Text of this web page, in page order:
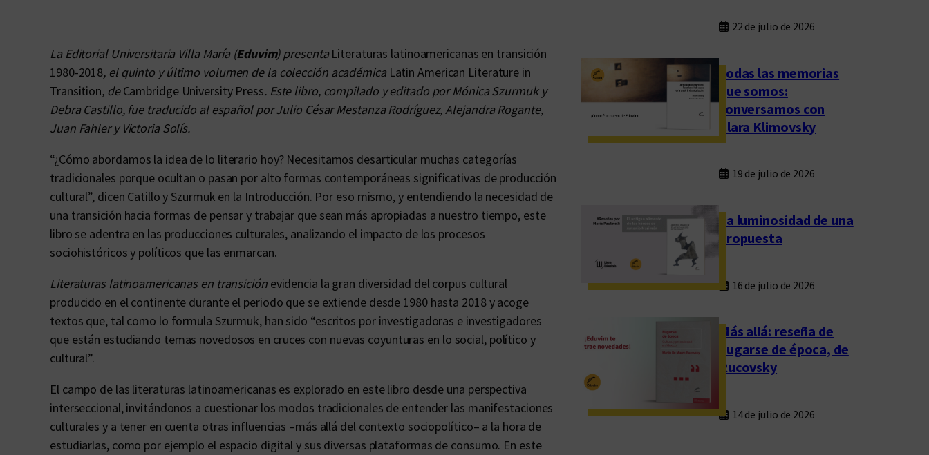
La Editorial Universitaria Villa María (Eduvim) presenta Literaturas latinoamericanas en transición
1980-2018, el quinto y último volumen de la colección académica Latin American Literature in
Transition, deCambridge University Press. Este libro, compilado y editado por Mónica Szurmuk y
Debra Castillo, fue traducido al español por Julio César Mestanza Rodríguez, Alejandra Rogante,
Juan Fahler y Victoria Solís.
“¿Cómo abordamos la idea de lo literario hoy? Necesitamos desarticular muchas categorías
tradicionales porque ocultan o pasan por alto formas contemporáneas significativas de producción
cultural”, dicen Catillo y Szurmuk en la Introducción. Por eso mismo, y entendiendo la necesidad de
una transición hacia formas de pensar y trabajar que sean más apropiadas a nuestro tiempo, este
libro se adentra en las producciones culturales, analizando el impacto de los procesos
sociohistóricos y políticos que las enmarcan.
Literaturas latinoamericanas en transiciónevidencia la gran diversidad del corpus cultural
producido en el continente durante el periodo que se extiende desde 1980 hasta 2018 y acoge
textos que, tal como lo formula Szurmuk, han sido “escritos por investigadoras e investigadores
que están estudiando temas novedosos en cruces con nuevas coyunturas en lo social, político y
cultural”.
El campo de las literaturas latinoamericanas es explorado en este libro desde una perspectiva
interseccional, invitándonos a cuestionar los modos tradicionales de entender las manifestaciones
culturales y a tener en cuenta otras influencias –más allá del contexto sociopolítico– a la hora de
estudiarlas, como por ejemplo el espacio digital y sus diversas plataformas de consumo. En este
22 de julio de 2026
Todas las memorias
que somos:
conversamos con
Clara Klimovsky
19 de julio de 2026
La luminosidad de una
propuesta
16 de julio de 2026
Más allá: reseña de
Fugarse de época, de
Rucovsky
14 de julio de 2026